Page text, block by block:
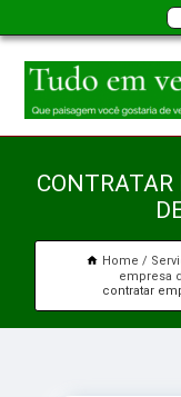
Home
empresa
contratar